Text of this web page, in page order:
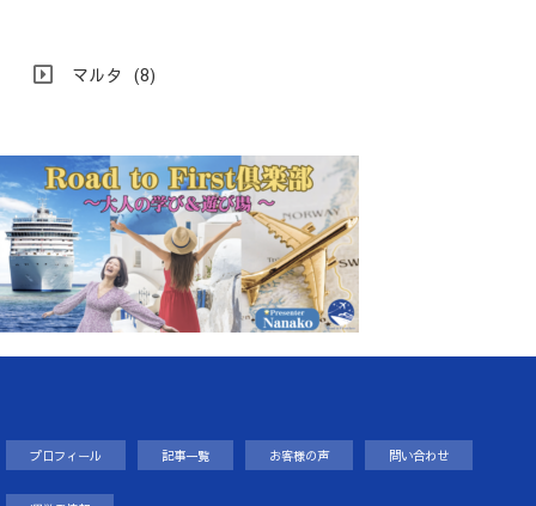
マルタ (8)
プロフィール 記事一覧 お客様の声 問い合わせ